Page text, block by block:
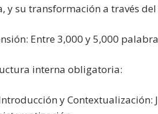
y su transformación a través
Entre 3,000 y 5,000
interna obligatoria:
y Contextualización: